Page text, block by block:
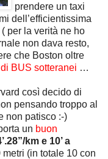
prendere un taxi
dell’efficientissima
per la verità ne ho
non dava resto,
che Boston oltre
BUS sotteranei …
così decido di
pensando troppo al
non patisco :-)
un buon
km e 10’ a
metri (in totale 10 con